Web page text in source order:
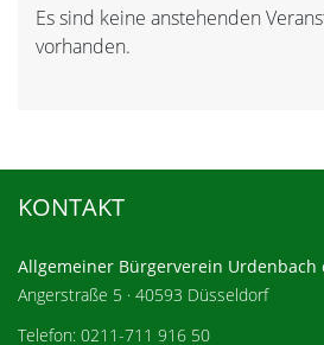
Hinweis
Es sind keine anstehenden
vorhanden.
KONTAKT
Allgemeiner Bürgerverein Urdenbach
Angerstraße 5 · 40593 Düsseldorf
Telefon: 0211-711 916 50